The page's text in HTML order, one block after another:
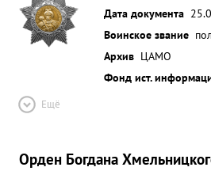
Дата документа
Воинское звание
Архив ЦАМО
Фонд ист.
Ещё
Орден Богдана